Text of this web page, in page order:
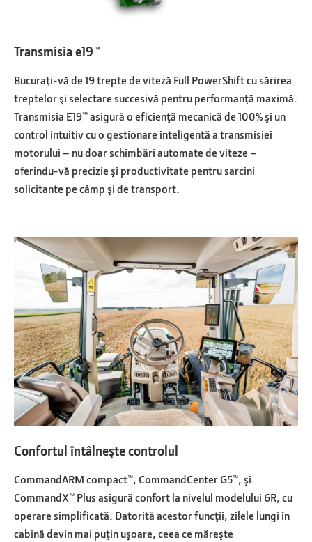
Transmisia e19™
Bucuraţi-vă de 19 trepte de viteză Full PowerShift cu sărirea
treptelor şi selectare succesivă pentru performanţă maximă.
Transmisia E19™ asigură o eficienţă mecanică de 100% şi un
control intuitiv cu o gestionare inteligentă a transmisiei
motorului – nu doar schimbări automate de viteze –
oferindu-vă precizie şi productivitate pentru sarcini
solicitante pe câmp şi de transport.
Confortul întâlneşte controlul
CommandARM compact™, CommandCenter G5™, şi
CommandX™ Plus asigură confort la nivelul modelului 6R, cu
operare simplificată. Datorită acestor funcţii, zilele lungi în
cabină devin mai puţin uşoare, ceea ce măreşte